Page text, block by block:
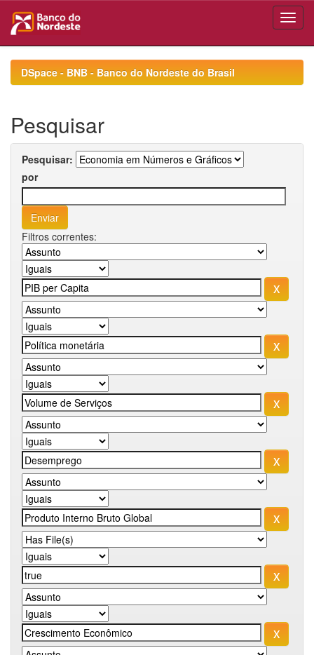
navigationDSpace - BNB - Banco do Nordeste do Brasil
Pesquisar
Pesquisar:
por
Filtros correntes: